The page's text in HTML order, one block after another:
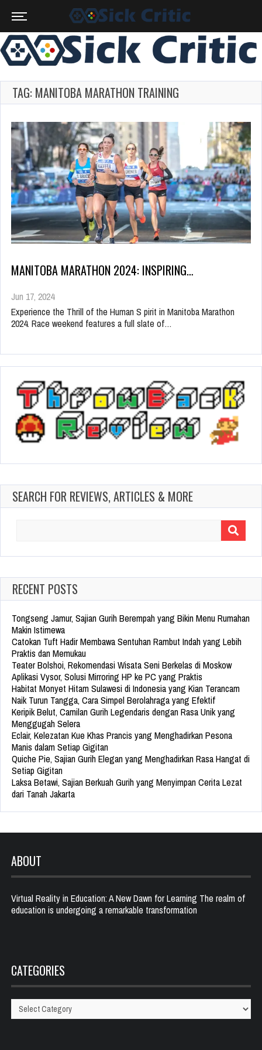
TAG: MANITOBA MARATHON TRAINING
MANITOBA MARATHON 2024: INSPIRING…
Jun 17, 2024
Experience the Thrill of the Human S pirit in Manitoba Marathon
2024. Race weekend features a full slate of…
SEARCH FOR REVIEWS, ARTICLES & MORE
RECENT POSTS
Tongseng Jamur, Sajian Gurih Berempah yang Bikin Menu Rumahan
Makin Istimewa
Catokan Tuft Hadir Membawa Sentuhan Rambut Indah yang Lebih
Praktis dan Memukau
Teater Bolshoi, Rekomendasi Wisata Seni Berkelas di Moskow
Aplikasi Vysor, Solusi Mirroring HP ke PC yang Praktis
Habitat Monyet Hitam Sulawesi di Indonesia yang Kian Terancam
Naik Turun Tangga, Cara Simpel Berolahraga yang Efektif
Keripik Belut, Camilan Gurih Legendaris dengan Rasa Unik yang
Menggugah Selera
Eclair, Kelezatan Kue Khas Prancis yang Menghadirkan Pesona
Manis dalam Setiap Gigitan
Quiche Pie, Sajian Gurih Elegan yang Menghadirkan Rasa Hangat di
Setiap Gigitan
Laksa Betawi, Sajian Berkuah Gurih yang Menyimpan Cerita Lezat
dari Tanah Jakarta
ABOUT
Virtual Reality in Education: A New Dawn for Learning The realm of
education is undergoing a remarkable transformation
CATEGORIES
Categories